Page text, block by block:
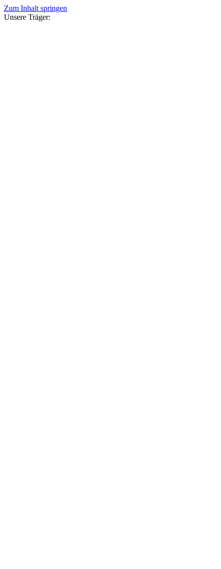
Zum Inhalt springen
Unsere Träger: